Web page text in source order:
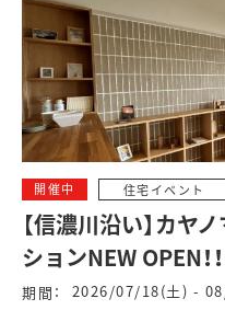
開催中 住宅イベント
【信濃川沿い】カヤ
ションNEW OPEN！！
期間： 2026/07/18(土) -